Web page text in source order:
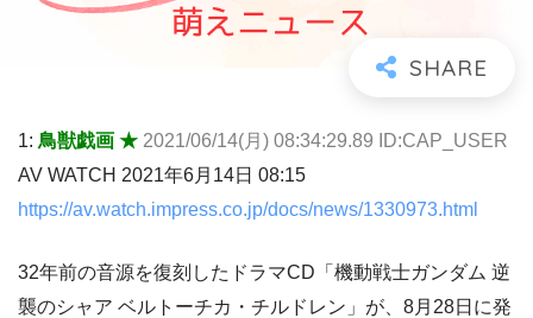
1: 鳥獣戯画 ★ 2021/06/14(月) 08:34:29.89 ID:CAP_USER
AV WATCH 2021年6月14日 08:15
https://av.watch.impress.co.jp/docs/news/1330973.html
32年前の音源を復刻したドラマCD「機動戦士ガンダム 逆
襲のシャア ベルトーチカ・チルドレン」が、8月28日に発